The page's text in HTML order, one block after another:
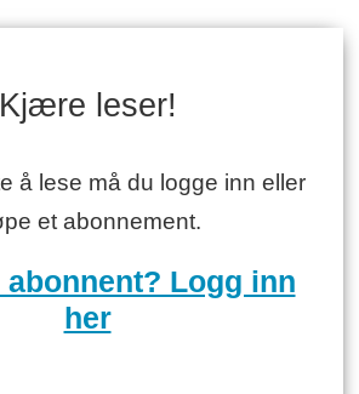
Kjære leser!
å lese må du logge inn eller
et abonnement.
abonnent? Logg inn
her